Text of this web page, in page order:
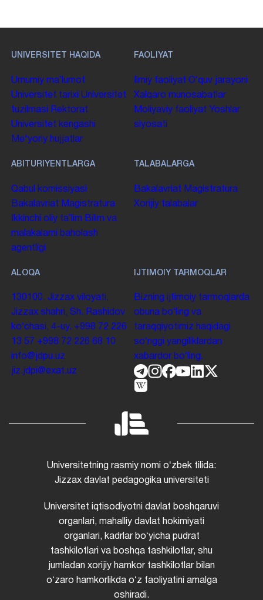
UNIVERSITET HAQIDA
Umumiy maʼlumot
Universitet tarixi Universitet
tuzilmasi Rektorat
Universitet kengashi
Me'yoriy hujjatlar
FAOLIYAT
Ilmiy faoliyat Oʻquv jarayoni
Xalqaro munosabatlar
Moliyaviy faoliyat Yoshlar
siyosati
ABITURIYENTLARGA
Qabul komissiyasi
Bakalavriat Magistratura
Ikkinchi oliy taʼlim Bilim va
malakalarni baholash
agentligi
TALABALARGA
Bakalavriat Magistratura
Xorijiy talabalar
ALOQA
130100. Jizzax viloyati,
Jizzax shahri, Sh. Rashidov
koʻchasi, 4-uy. +998 72 226
13 57 +998 72 226 68 10
info@jdpu.uz
jiz.jdpi@exat.uz
IJTIMOIY TARMOQLAR
Bizning ijtimoiy tarmoqlarda
obuna boʻling va
taraqqiyotimiz haqidagi
soʻnggi yangiliklardan
xabardor boʻling.
Universitetning rasmiy nomi oʻzbek tilida:
Jizzax davlat pedagogika universiteti
Universitet iqtisodiyotni davlat boshqaruvi
organlari, mahalliy davlat hokimiyati
organlari, kadrlar boʻyicha pudrat
tashkilotlari va boshqa tashkilotlar, shu
jumladan xorijiy hamkor tashkilotlar bilan
oʻzaro hamkorlikda oʻz faoliyatini amalga
oshiradi.